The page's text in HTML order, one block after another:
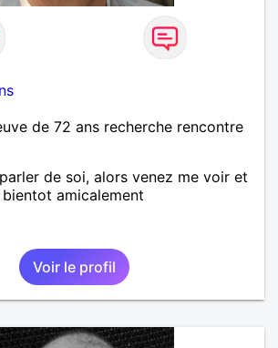
de 72 ans recherche rencontre
de soi, alors venez me voir et
amicalement
Voir le profil